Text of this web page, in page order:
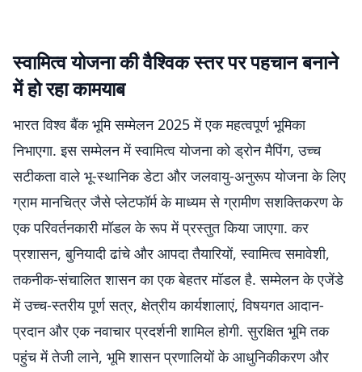
स्वामित्व योजना की वैश्विक स्तर पर पहचान बनाने
में हो रहा कामयाब
भारत विश्व बैंक भूमि सम्मेलन 2025 में एक महत्वपूर्ण भूमिका
निभाएगा. इस सम्मेलन में स्वामित्व योजना को ड्रोन मैपिंग, उच्च
सटीकता वाले भू-स्थानिक डेटा और जलवायु-अनुरूप योजना के लिए
ग्राम मानचित्र जैसे प्लेटफॉर्म के माध्यम से ग्रामीण सशक्तिकरण के
एक परिवर्तनकारी मॉडल के रूप में प्रस्तुत किया जाएगा. कर
प्रशासन, बुनियादी ढांचे और आपदा तैयारियों, स्वामित्व समावेशी,
तकनीक-संचालित शासन का एक बेहतर मॉडल है. सम्मेलन के एजेंडे
में उच्च-स्तरीय पूर्ण सत्र, क्षेत्रीय कार्यशालाएं, विषयगत आदान-
प्रदान और एक नवाचार प्रदर्शनी शामिल होगी. सुरक्षित भूमि तक
पहुंच में तेजी लाने, भूमि शासन प्रणालियों के आधुनिकीकरण और